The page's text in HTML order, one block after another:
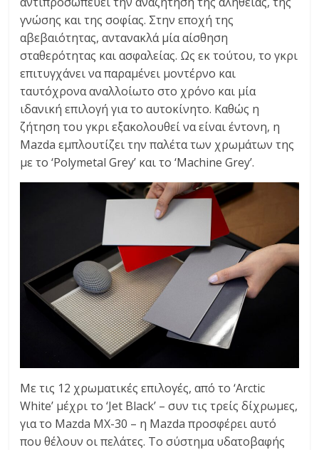
γνώσης και της σοφίας. Στην εποχή της
αβεβαιότητας, αντανακλά μία αίσθηση
σταθερότητας και ασφαλείας. Ως εκ τούτου, το γκρι
επιτυγχάνει να παραμένει μοντέρνο και
ταυτόχρονα αναλλοίωτο στο χρόνο και μία
ιδανική επιλογή για το αυτοκίνητο. Καθώς η
ζήτηση του γκρι εξακολουθεί να είναι έντονη, η
Mazda εμπλουτίζει την παλέτα των χρωμάτων της
με το ‘Polymetal Grey’ και το ‘Machine Grey’.
Με τις 12 χρωματικές επιλογές, από το ‘Arctic
White’ μέχρι το ‘Jet Black’ – συν τις τρείς δίχρωμες,
για το Mazda MX-30 – η Mazda προσφέρει αυτό
που θέλουν οι πελάτες. Το σύστημα υδατοβαφής